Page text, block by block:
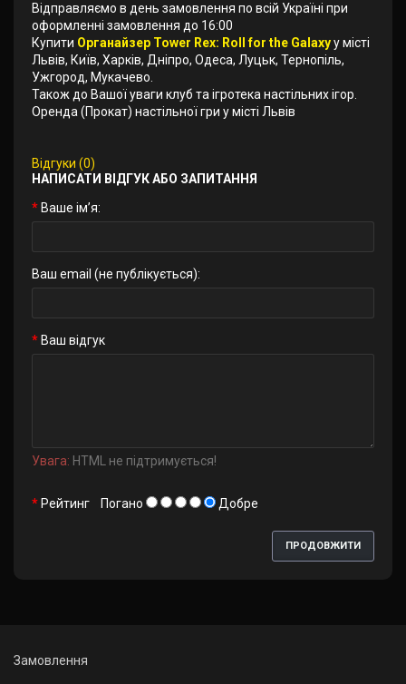
Відправляємо в день замовлення по всій Україні при
оформленні замовлення до 16:00
Купити Органайзер Tower Rex: Roll for the Galaxyу місті
Львів, Київ, Харків, Дніпро, Одеса, Луцьк, Тернопіль,
Ужгород, Мукачево.
Також до Вашої уваги клуб та ігротека настільних ігор.
Оренда (Прокат) настільної гри у місті Львів
Відгуки (0)
НАПИСАТИ ВІДГУК АБО ЗАПИТАННЯ
Ваше ім’я:
Ваш email (не публікується):
Ваш відгук
Увага: HTML не підтримується!
Рейтинг Погано Добре
ПРОДОВЖИТИ
Замовлення